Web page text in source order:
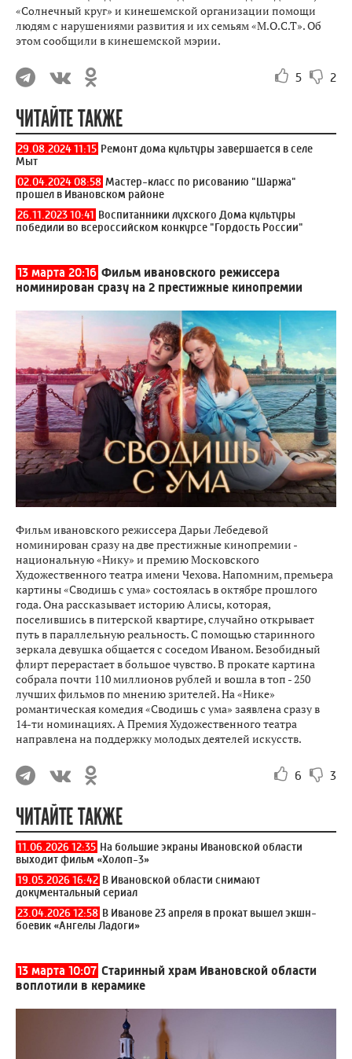
«Солнечный круг» и кинешемской организации помощи
людям с нарушениями развития и их семьям «М.О.С.Т». Об
этом сообщили в кинешемской мэрии.
5 2
ЧИТАЙТЕ ТАКЖЕ
29.08.2024 11:15 Ремонт дома культуры завершается в селе
Мыт
02.04.2024 08:58 Мастер-класс по рисованию "Шаржа"
прошел в Ивановском районе
26.11.2023 10:41 Воспитанники лухского Дома культуры
победили во всероссийском конкурсе "Гордость России"
13 марта 20:16 Фильм ивановского режиссера
номинирован сразу на 2 престижные кинопремии
Фильм ивановского режиссера Дарьи Лебедевой
номинирован сразу на две престижные кинопремии -
национальную «Нику» и премию Московского
Художественного театра имени Чехова. Напомним, премьера
картины «Сводишь с ума» состоялась в октябре прошлого
года. Она рассказывает историю Алисы, которая,
поселившись в питерской квартире, случайно открывает
путь в параллельную реальность. С помощью старинного
зеркала девушка общается с соседом Иваном. Безобидный
флирт перерастает в большое чувство. В прокате картина
собрала почти 110 миллионов рублей и вошла в топ - 250
лучших фильмов по мнению зрителей. На «Нике»
романтическая комедия «Сводишь с ума» заявлена сразу в
14-ти номинациях. А Премия Художественного театра
направлена на поддержку молодых деятелей искусств.
6 3
ЧИТАЙТЕ ТАКЖЕ
11.06.2026 12:35 На большие экраны Ивановской области
выходит фильм «Холоп-3»
19.05.2026 16:42 В Ивановской области снимают
документальный сериал
23.04.2026 12:58 В Иванове 23 апреля в прокат вышел экшн-
боевик «Ангелы Ладоги»
13 марта 10:07 Старинный храм Ивановской области
воплотили в керамике